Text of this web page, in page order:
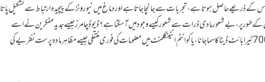
کے ذریعے حاصل ہوتا ہے، تجربات سے جانچا جاتا ہے اور دماغ میں نیورونز کے پیچیدہ ارتباط سے تشکیل پاتا
پر، بے شعور مادی ذرات سے شعور کیسے وجود میں آ سکتا ہے؟ ڈیوڈ چامرز جیسے جدید مفکرین نے اسے
“شعور کا مشکل مسئلہ” قرار دیا ہے۔ اسی طرح، 1 گرام ڈی این اے میں 700 ٹیرا بائٹ ڈیٹا کا سما جانا، یا کوانٹم انٹینگلمنٹ میں معلومات کی فوری منتقلی جیسے مظاہر مادہ پرست نظریے کی